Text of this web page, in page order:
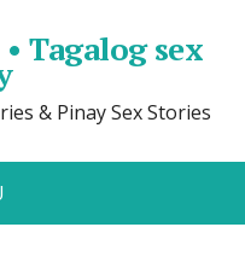
Tagalog sex
& Pinay Sex Stories